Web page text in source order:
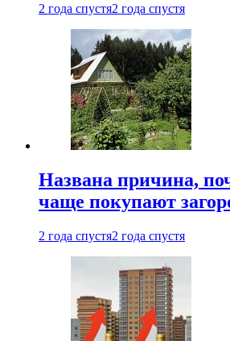
2 года спустя2 года спустя
Названа причина,
чаще покупают
2 года спустя2 года спустя